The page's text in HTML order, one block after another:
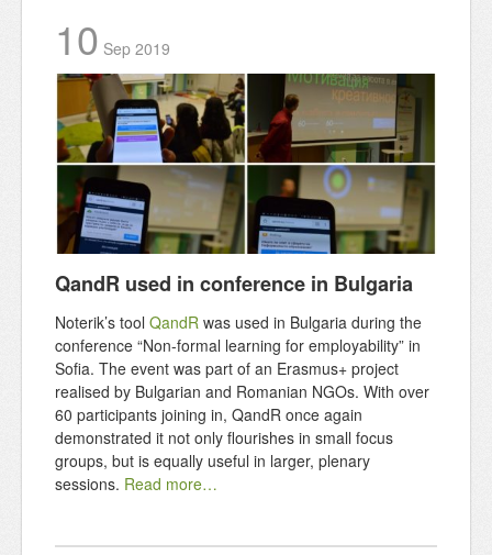
10 Sep 2019
QandR used in conference in Bulgaria
Noterik’s tool QandR was used in Bulgaria during the
conference “Non-formal learning for employability” in
Sofia. The event was part of an Erasmus+ project
realised by Bulgarian and Romanian NGOs. With over
60 participants joining in, QandR once again
demonstrated it not only flourishes in small focus
groups, but is equally useful in larger, plenary
sessions. Read more…